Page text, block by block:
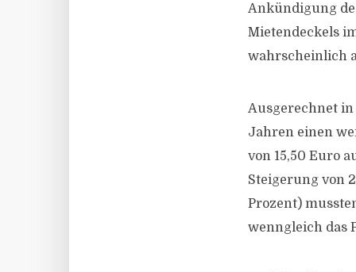
Ankündigung
Mietendeckels
wahrscheinlich
Ausgerechnet
Jahren einen
von 15,50 Euro
Steigerung von
Prozent)
wenngleich das